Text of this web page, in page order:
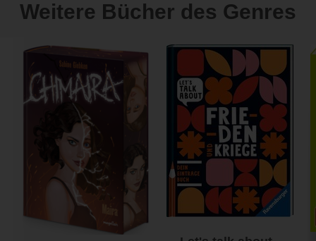
Weitere Bücher des Genres